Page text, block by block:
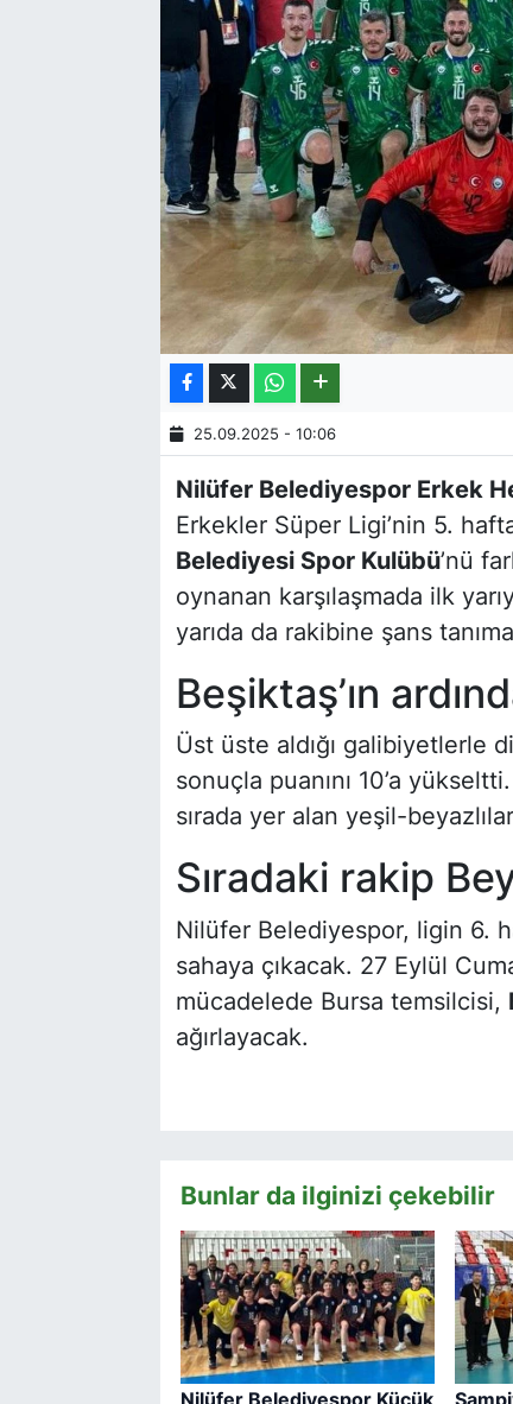
25.09.2025 - 10:06
Nilüfer Belediyespor Erkek
Erkekler Süper Ligi’nin 5.
Belediyesi Spor Kulübü’nü
oynanan karşılaşmada ilk
yarıda da rakibine şans
Beşiktaş’ın
Üst üste aldığı galibiyetlerle
sonuçla puanını 10’a
sırada yer alan yeşil-
Sıradaki rakip
Nilüfer Belediyespor, ligin 6.
sahaya çıkacak. 27 Eylül
mücadelede Bursa temsilcisi,
ağırlayacak.
Bunlar da ilginizi çekebilir